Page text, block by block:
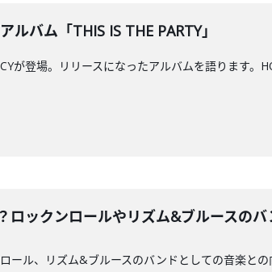
バム「THIS IS THE PARTY」
が登場。リリースになったアルバムを語ります
ックンロールやリズム&ブルースの
ール、リズム&ブルースのバンドとしての音楽との